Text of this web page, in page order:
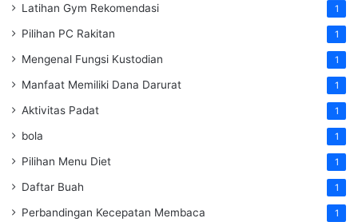
Latihan Gym Rekomendasi 1
Pilihan PC Rakitan 1
Mengenal Fungsi Kustodian 1
Manfaat Memiliki Dana Darurat 1
Aktivitas Padat 1
bola 1
Pilihan Menu Diet 1
Daftar Buah 1
Perbandingan Kecepatan Membaca 1